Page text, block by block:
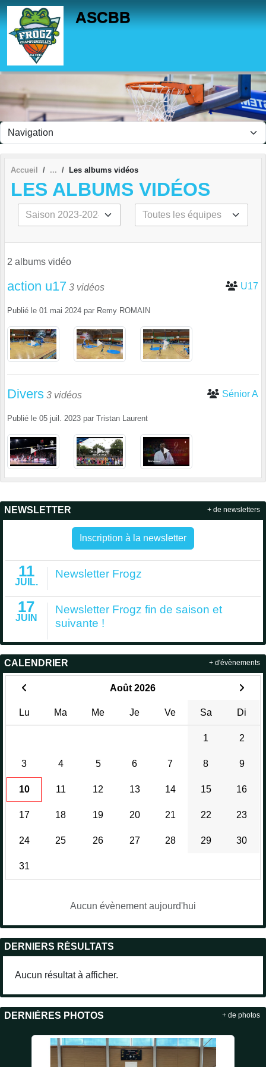
ASCBB
Accueil Les albums vidéos
LES ALBUMS VIDÉOS
2 albums vidéo
action u17 3 vidéos U17
Publié le 01 mai 2024 par Remy ROMAIN
Divers 3 vidéos Sénior A
Publié le 05 juil. 2023 par Tristan Laurent
NEWSLETTER
Inscription à la newsletter
11
JUIL.
Newsletter Frogz
17
JUIN
Newsletter Frogz fin de saison et
suivante !
+ de newsletters
CALENDRIER
Août 2026
Lu Ma Me Je Ve Sa Di
1 2
3 4 5 6 7 8 9
10 11 12 13 14 15 16
17 18 19 20 21 22 23
24 25 26 27 28 29 30
31
Aucun évènement aujourd'hui
+ d'évènements
DERNIERS RÉSULTATS
Aucun résultat à afficher.
DERNIÈRES PHOTOS + de photos
Panneau de gestion des cookies